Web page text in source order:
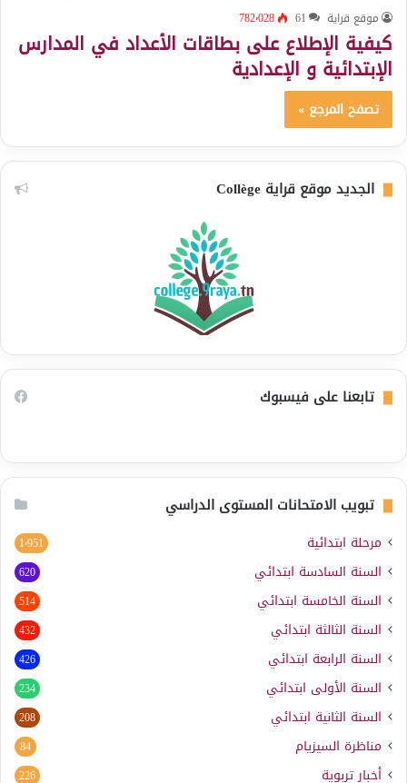
موقع قراية 61 782٬028
كيفية الإطلاع على بطاقات الأعداد في المدارس
الإبتدائية و الإعدادية
تصفح المرجع »
الجديد موقع قراية Collège
تابعنا على فيسبوك
تبويب الامتحانات المستوى الدراسي
مرحلة ابتدائية 1٬951
السنة السادسة ابتدائي 620
السنة الخامسة ابتدائي 514
السنة الثالثة ابتدائي 432
السنة الرابعة ابتدائي 426
السنة الأولى ابتدائي 234
السنة الثانية ابتدائي 208
مناظرة السيزيام 84
أخبار تربوية 226